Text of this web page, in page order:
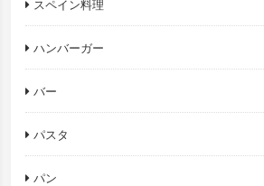
スペイン料理
ハンバーガー
バー
パスタ
パン